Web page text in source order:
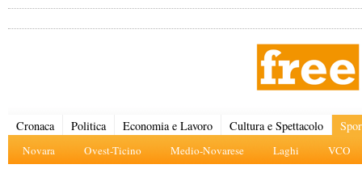
Cronaca Politica Economia e Lavoro Cultura e Spettacolo
Novara Ovest-Ticino Medio-Novarese Laghi VCO